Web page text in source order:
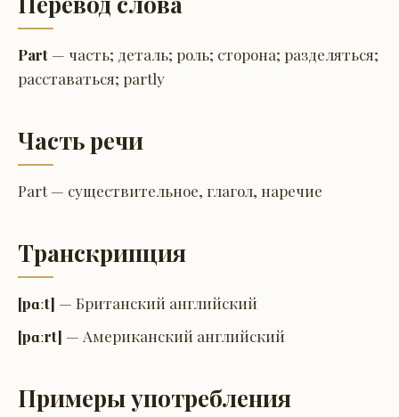
Part — часть; деталь; роль; сторона; разделяться;
расставаться; partly
Часть речи
Part — существительное, глагол, наречие
Транскрипция
[pɑːt] — Британский английский
[pɑːrt] — Американский английский
Примеры употребления